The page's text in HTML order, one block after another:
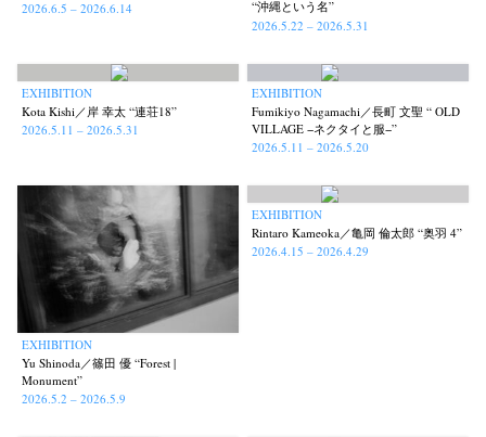
2026.6.5 – 2026.6.14
“沖縄という名”
2026.5.22 – 2026.5.31
EXHIBITION
Kota Kishi／岸 幸太 “連荘18”
2026.5.11 – 2026.5.31
EXHIBITION
Fumikiyo Nagamachi／長町 文聖 “ OLD
VILLAGE −ネクタイと服−”
2026.5.11 – 2026.5.20
EXHIBITION
Yu Shinoda／篠田 優 “Forest |
Monument”
2026.5.2 – 2026.5.9
EXHIBITION
Rintaro Kameoka／亀岡 倫太郎 “奥羽 4”
2026.4.15 – 2026.4.29